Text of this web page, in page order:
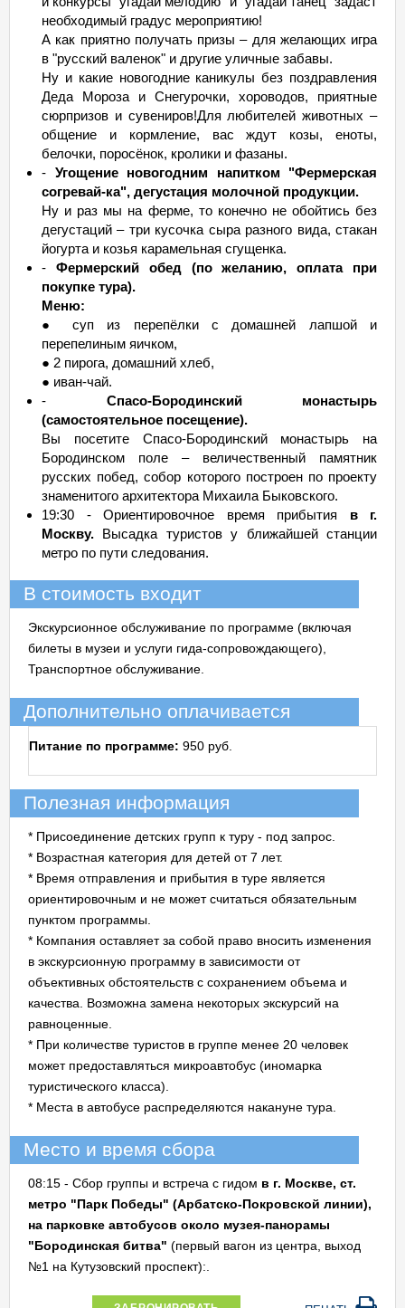
необходимый градус мероприятию!
А как приятно получать призы – для желающих игра
в "русский валенок" и другие уличные забавы.
Ну и какие новогодние каникулы без поздравления
Деда Мороза и Снегурочки, хороводов, приятные
сюрпризов и сувениров!Для любителей животных –
общение и кормление, вас ждут козы, еноты,
белочки, поросёнок, кролики и фазаны.
- Угощение новогодним напитком "Фермерская
согревай-ка", дегустация молочной продукции.
Ну и раз мы на ферме, то конечно не обойтись без
дегустаций – три кусочка сыра разного вида, стакан
йогурта и козья карамельная сгущенка.
- Фермерский обед (по желанию, оплата при
покупке тура).
Меню:
● суп из перепёлки с домашней лапшой и
перепелиным яичком,
● 2 пирога, домашний хлеб,
● иван-чай.
- Спасо-Бородинский монастырь
(самостоятельное посещение).
Вы посетите Спасо-Бородинский монастырь на
Бородинском поле – величественный памятник
русских побед, собор которого построен по проекту
знаменитого архитектора Михаила Быковского.
19:30 - Ориентировочное время прибытия в г.
Москву. Высадка туристов у ближайшей станции
метро по пути следования.
В стоимость входит
Экскурсионное обслуживание по программе (включая
билеты в музеи и услуги гида-сопровождающего),
Транспортное обслуживание.
Дополнительно оплачивается
Питание по программе: 950 руб.
Полезная информация
* Присоединение детских групп к туру - под запрос.
* Возрастная категория для детей от 7 лет.
* Время отправления и прибытия в туре является
ориентировочным и не может считаться обязательным
пунктом программы.
* Компания оставляет за собой право вносить изменения
в экскурсионную программу в зависимости от
объективных обстоятельств с сохранением объема и
качества. Возможна замена некоторых экскурсий на
равноценные.
* При количестве туристов в группе менее 20 человек
может предоставляться микроавтобус (иномарка
туристического класса).
* Места в автобусе распределяются накануне тура.
Место и время сбора
08:15 - Сбор группы и встреча с гидом в г. Москве, ст.
метро "Парк Победы" (Арбатско-Покровской линии),
на парковке автобусов около музея-панорамы
"Бородинская битва" (первый вагон из центра, выход
№1 на Кутузовский проспект):.